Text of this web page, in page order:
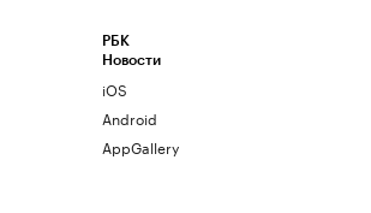
РБК
Новости
iOS
Android
AppGallery